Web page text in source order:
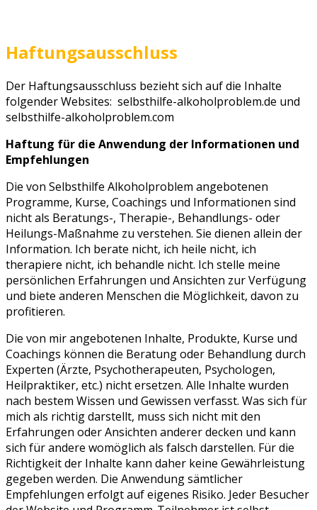
Haftungsausschluss
Der Haftungsausschluss bezieht sich auf die Inhalte
folgender Websites: selbsthilfe-alkoholproblem.de und
selbsthilfe-alkoholproblem.com
Haftung für die Anwendung der Informationen und
Empfehlungen
Die von Selbsthilfe Alkoholproblem angebotenen
Programme, Kurse, Coachings und Informationen sind
nicht als Beratungs-, Therapie-, Behandlungs- oder
Heilungs-Maßnahme zu verstehen. Sie dienen allein der
Information. Ich berate nicht, ich heile nicht, ich
therapiere nicht, ich behandle nicht. Ich stelle meine
persönlichen Erfahrungen und Ansichten zur Verfügung
und biete anderen Menschen die Möglichkeit, davon zu
profitieren.
Die von mir angebotenen Inhalte, Produkte, Kurse und
Coachings können die Beratung oder Behandlung durch
Experten (Ärzte, Psychotherapeuten, Psychologen,
Heilpraktiker, etc.) nicht ersetzen. Alle Inhalte wurden
nach bestem Wissen und Gewissen verfasst. Was sich für
mich als richtig darstellt, muss sich nicht mit den
Erfahrungen oder Ansichten anderer decken und kann
sich für andere womöglich als falsch darstellen. Für die
Richtigkeit der Inhalte kann daher keine Gewährleistung
gegeben werden. Die Anwendung sämtlicher
Empfehlungen erfolgt auf eigenes Risiko. Jeder Besucher